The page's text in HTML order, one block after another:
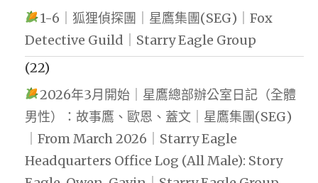
1-6｜狐狸偵探團｜星鷹集團(SEG)｜Fox
Detective Guild｜Starry Eagle Group
(22)
2026年3月開始｜星鷹總部辦公室日記（全體
男性）：故事鷹、歐恩、蓋文｜星鷹集團(SEG)
｜From March 2026｜Starry Eagle
Headquarters Office Log (All Male): Story